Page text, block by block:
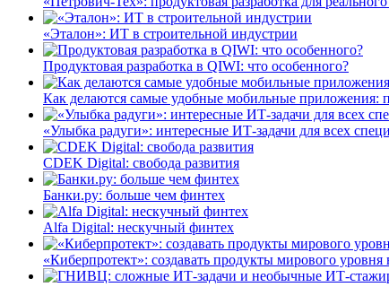
«Эталон»: ИТ в строительной индустрии
Продуктовая разработка в QIWI: что особенного?
Как делаются самые удобные мобильные приложения:
«Улыбка радуги»: интересные ИТ-задачи для всех
CDEK Digital: свобода развития
Банки.ру: больше чем финтех
Alfa Digital: нескучный финтех
«Киберпротект»: создавать продукты мирового